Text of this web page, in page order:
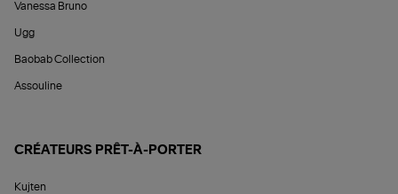
Vanessa Bruno
Ugg
Baobab Collection
Assouline
CRÉATEURS PRÊT-À-PORTER
Kujten